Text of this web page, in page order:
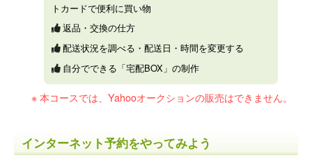
トカードで便利に買い物
返品・交換の仕方
配送状況を調べる・配送日・時間を変更する
自分でできる「宅配BOX」の制作
本コースでは、Yahooオークションの販売はできません。
インターネット予約をやってみよう